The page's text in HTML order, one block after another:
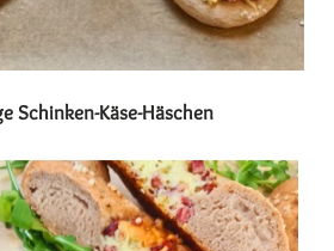
Schinken-Käse-Häschen